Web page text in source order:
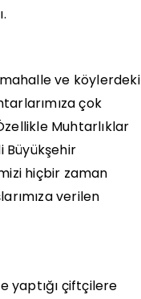
ve köylerdeki
çok
Muhtarlıklar
Büyükşehir
hiçbir zaman
verilen
yaptığı çiftçilere